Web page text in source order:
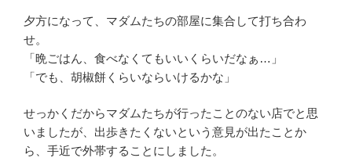
夕方になって、マダムたちの部屋に集合して打ち合わ
せ。
「晩ごはん、食べなくてもいいくらいだなぁ…」
「でも、胡椒餅くらいならいけるかな」
せっかくだからマダムたちが行ったことのない店でと思
いましたが、出歩きたくないという意見が出たことか
ら、手近で外帯することにしました。